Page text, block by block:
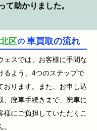
て助かりました。
区 車買取の流れ
の
ェスでは、お客様に手間な
るよう、4つのステップで
おります。また、お申し込
、廃車手続きまで、廃車に
様にご負担していただくこ